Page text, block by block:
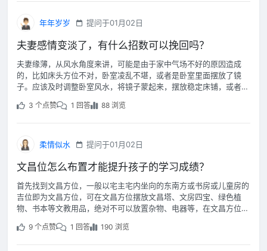
年年岁岁 提问于01月02日
夫妻感情变淡了，有什么招数可以挽回吗？
夫妻缘薄，从风水角度来讲，可能是由于家中气场不好的原因造成
的，比如床头方位不对，卧室凌乱不堪，或者是卧室里面摆放了镜
子。应该及时调整卧室风水，将镜子蒙起来，摆放稳定床铺，或者是
3 个点赞 1 回答 88 浏览
柔情似水 提问于01月02日
文昌位怎么布置才能提升孩子的学习成绩？
首先找到文昌方位，一般以宅主宅内坐向的东南方或书房或儿童房的
吉位即为文昌方位，可在文昌方位摆放文昌塔、文房四宝、绿色植
物、书本等文教用品，绝对不可以放置杂物、电器等，在文昌方位尽
气会更旺。
9 个点赞 1 回答 190 浏览